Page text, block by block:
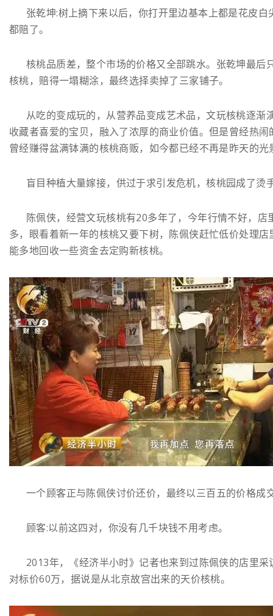
张乾坤:树上摘下来以后，你打开里边基本上都是花皮白
都赔了。
核桃品质差，整个市场的价格又全部跳水。张乾坤最后
核桃，赔得一塌糊涂，最终选择卖掉了三家铺子。
从吃的变成玩的，从营养品变成艺术品，文玩核桃逐渐
收藏者喜爱的宝贝，融入了浓厚的商业价值。但是曾经热闹
曾经赚得盆满钵满的核桃商贩，如今都已经不再是昨天的光
盲目种植大量嫁接，供过于求引发危机，核桃园成了烫
陈佩侠，经营文玩核桃有20多年了，今年行情不好，店
多，眼看着新一年的核桃又要下树，陈佩侠赶忙低价处理店
能多地回收一些资金去定购新核桃。
一个顾客正与陈佩侠讨价还价，最终以三百五的价格成
顾客:以前这四对，你没有几千块钱不用考虑。
2013年，《经济半小时》记者也来到过陈佩侠的店里采
对标价60万，据说是从北京故宫出来的天价核桃。